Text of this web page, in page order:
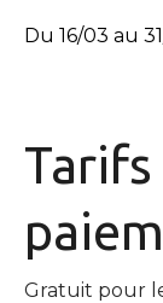
Du 16/03 au
Gratuit pour